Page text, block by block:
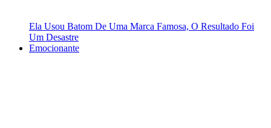
Ela Usou Batom De Uma Marca Famosa, O Resultado Foi
Um Desastre
Emocionante